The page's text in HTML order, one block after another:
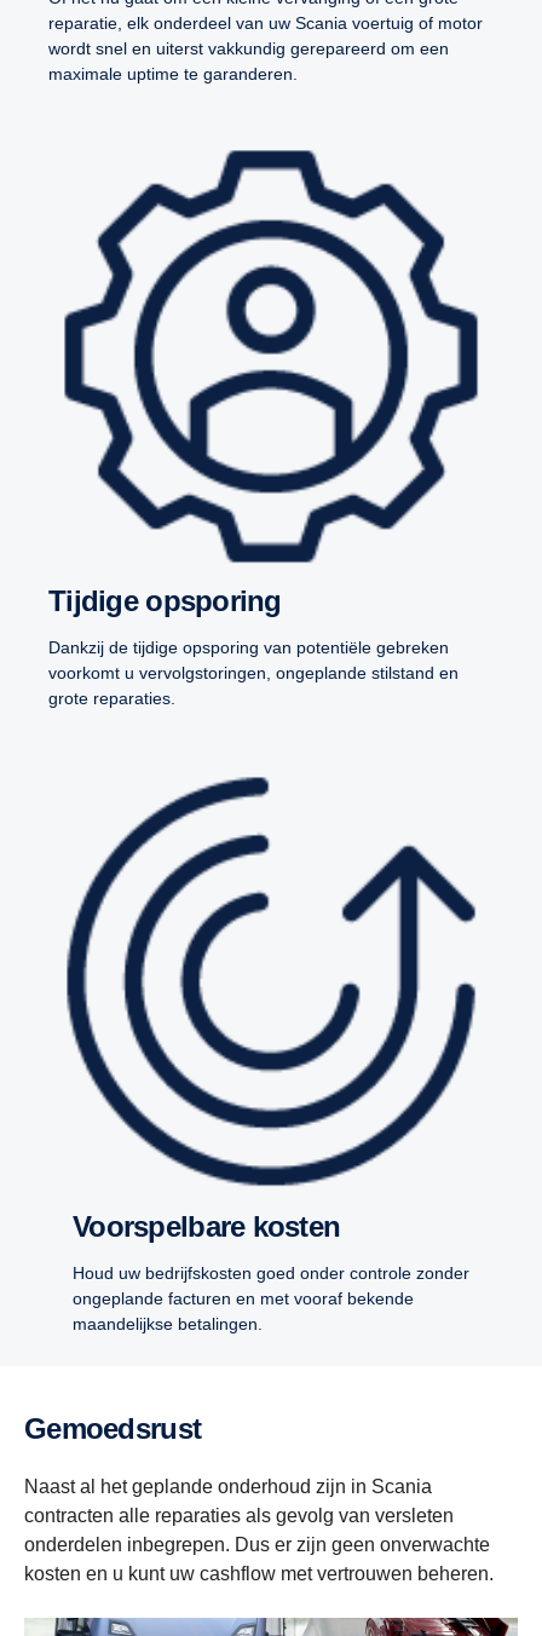
reparatie, elk onderdeel van uw Scania voertuig of motor
wordt snel en uiterst vakkundig gerepareerd om een
maximale uptime te garanderen.
Tijdige opsporing
Dankzij de tijdige opsporing van potentiële gebreken
voorkomt u vervolgstoringen, ongeplande stilstand en
grote reparaties.
Voorspelbare kosten
Houd uw bedrijfskosten goed onder controle zonder
ongeplande facturen en met vooraf bekende
maandelijkse betalingen.
Gemoedsrust
Naast al het geplande onderhoud zijn in Scania
contracten alle reparaties als gevolg van versleten
onderdelen inbegrepen. Dus er zijn geen onverwachte
kosten en u kunt uw cashflow met vertrouwen beheren.